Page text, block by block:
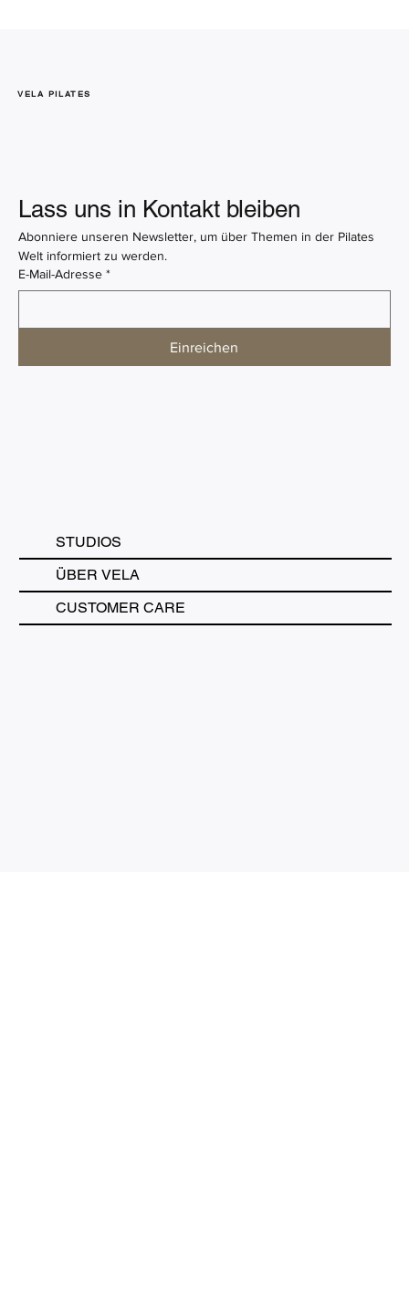
Pilates Zubehör: Die Must-haves für dein
Training
VELA PILATES
STUDIOS
ÜBER VELA
CUSTOMER CARE
Lass uns in Kontakt bleiben
Abonniere unseren Newsletter, um über Themen in der Pilates
Welt informiert zu werden.
E-Mail-Adresse *
Einreichen